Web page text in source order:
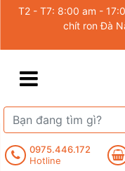
T2 - T7: 8:00 am -
chít ron Đà
0975.446.172
Hotline